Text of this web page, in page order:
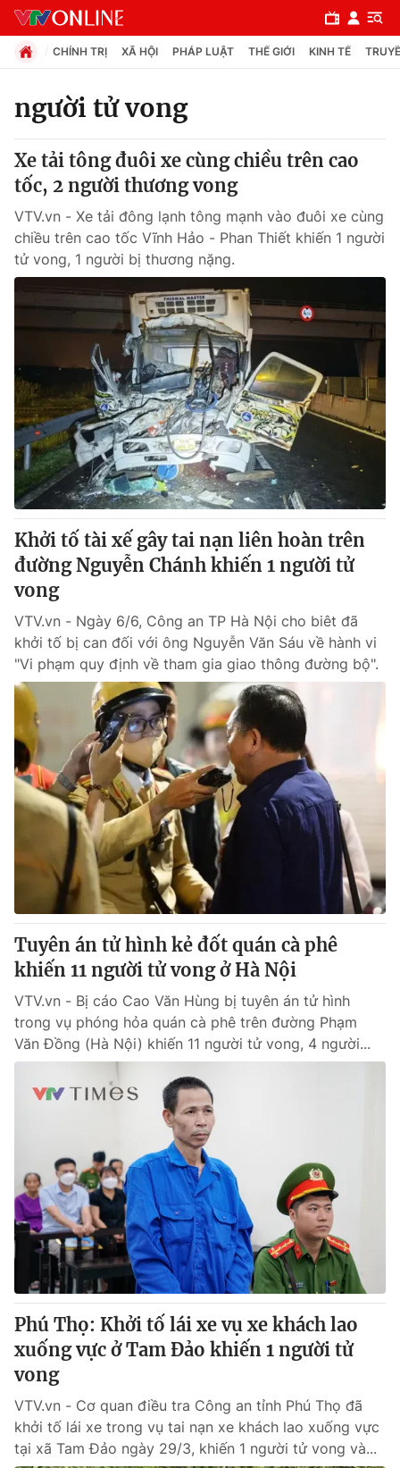
Chuyên mục
Chính trị
Xã hội
Pháp luật
Thế giới
Tin tức
Thế giới đó đây
Câu chuyện quốc tế
Kinh tế
Tài chính
Thị trường
Góc doanh nghiệp
Dữ liệu và đời sống
Truyền hình
Phim VTV
Hậu trường
Nhân vật
Khán giả
Giải sao mai
Giải trí
Điện ảnh
Âm nhạc
Sao
Đời sống
Du lịch
Làm đẹp
Chất lượng cuộc sống
Giáo dục
Tuyển sinh
Học trực tuyến
Công nghệ
Hitech Công nghệ tương lai
Sản phẩm
Thị trường
Tư vấn
Giao lưu trực tuyến
Lịch phát sóng
Chuyên mục khác
Emagazine Podcast
Photo Infographic
Video Shorts video
VTV Money VTV Thể thao
VTV Sức khoẻ Bất động sản
Thị trường 24h Tấm lòng Việt
VTV4 Vươn mình bằng AI
VTV9
Liên hệ tòa soạn
THỜI BÁO VTV
CHÍNH TRỊ XÃ HỘI PHÁP LUẬT THẾ GIỚI KINH TẾ
người tử vong
Xe tải tông đuôi xe cùng chiều trên cao
tốc, 2 người thương vong
VTV.vn - Xe tải đông lạnh tông mạnh vào đuôi xe cùng
chiều trên cao tốc Vĩnh Hảo - Phan Thiết khiến 1 người
tử vong, 1 người bị thương nặng.
Khởi tố tài xế gây tai nạn liên hoàn trên
đường Nguyễn Chánh khiến 1 người tử
vong
VTV.vn - Ngày 6/6, Công an TP Hà Nội cho biêt đã
khởi tố bị can đối với ông Nguyễn Văn Sáu về hành vi
"Vi phạm quy định về tham gia giao thông đường bộ".
Tuyên án tử hình kẻ đốt quán cà phê
khiến 11 người tử vong ở Hà Nội
VTV.vn - Bị cáo Cao Văn Hùng bị tuyên án tử hình
trong vụ phóng hỏa quán cà phê trên đường Phạm
Văn Đồng (Hà Nội) khiến 11 người tử vong, 4 người...
Phú Thọ: Khởi tố lái xe vụ xe khách lao
xuống vực ở Tam Đảo khiến 1 người tử
vong
VTV.vn - Cơ quan điều tra Công an tỉnh Phú Thọ đã
khởi tố lái xe trong vụ tai nạn xe khách lao xuống vực
tại xã Tam Đảo ngày 29/3, khiến 1 người tử vong và...